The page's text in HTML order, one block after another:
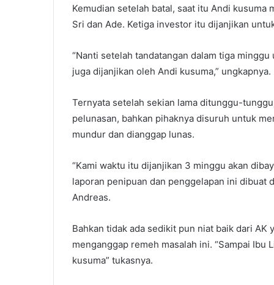
Kemudian setelah batal, saat itu Andi kusuma
Sri dan Ade. Ketiga investor itu dijanjikan
“Nanti setelah tandatangan dalam tiga
juga dijanjikan oleh Andi kusuma,” ungkapnya.
Ternyata setelah sekian lama ditunggu-
pelunasan, bahkan pihaknya disuruh untuk
mundur dan dianggap lunas.
“Kami waktu itu dijanjikan 3 minggu akan
laporan penipuan dan penggelapan ini dibuat
Andreas.
Bahkan tidak ada sedikit pun niat baik dari AK
menganggap remeh masalah ini. “Sampai
kusuma” tukasnya.